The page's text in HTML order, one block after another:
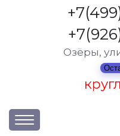
Вакансии
Лицензии
Озёры,